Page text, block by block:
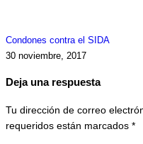
Condones contra el SIDA
30 noviembre, 2017
Deja una respuesta
Tu dirección de correo
requeridos están marcados *